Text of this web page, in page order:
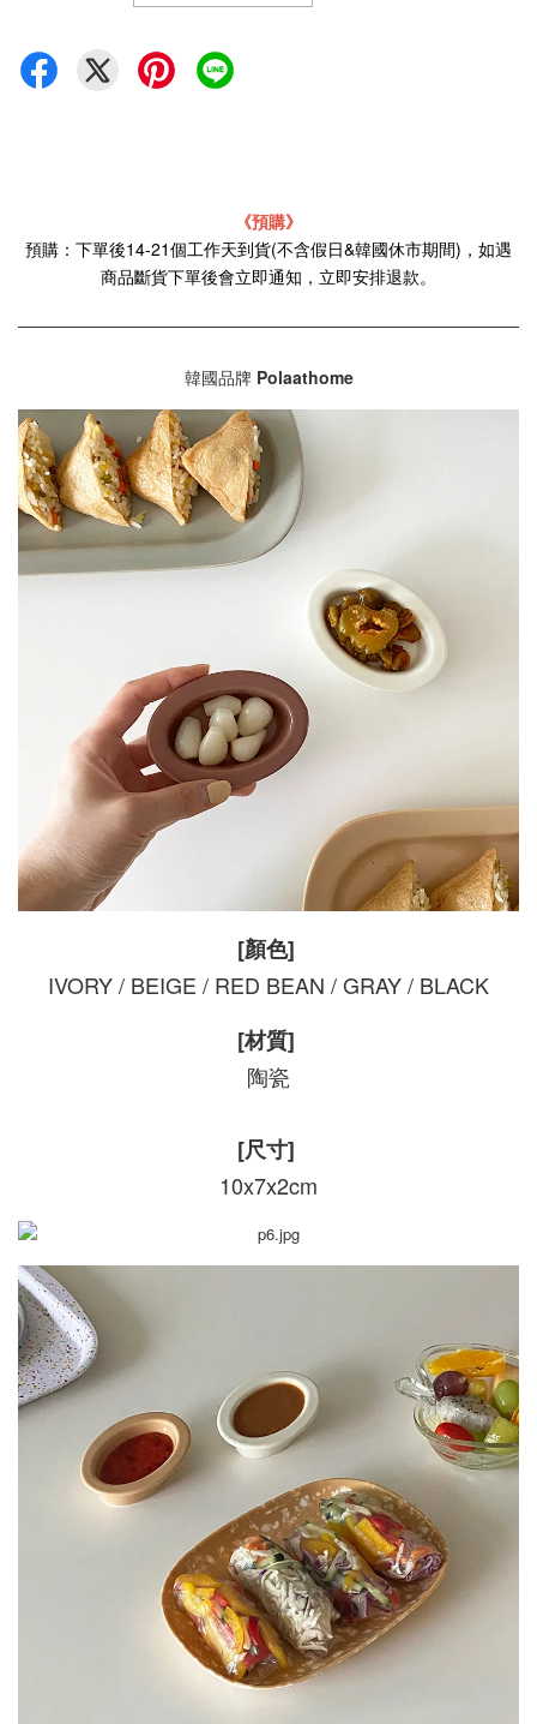
《預購》
預購：下單後14-21個工作天到貨(不含假日&韓國休市期間)，如遇
商品斷貨下單後會立即通知，立即安排退款。
韓國品牌 Polaathome
[顏色]
IVORY / BEIGE / RED BEAN / GRAY / BLACK
[材質]
陶瓷
[尺寸]
10x7x2cm